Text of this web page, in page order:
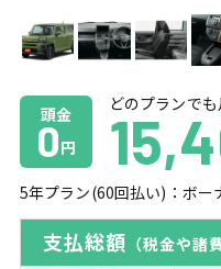
頭金
0円
どのプランでも
5年プラン(60回払い)：ボー
支払総額 （税金や諸